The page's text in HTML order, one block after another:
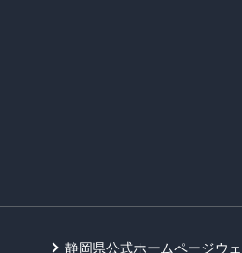
静岡県公式ホームページウ